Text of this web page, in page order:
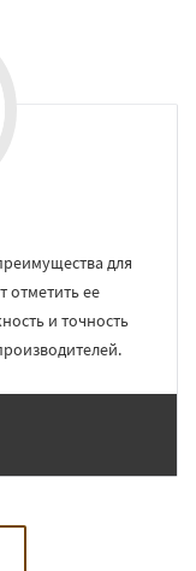
для
отметить ее
и точность